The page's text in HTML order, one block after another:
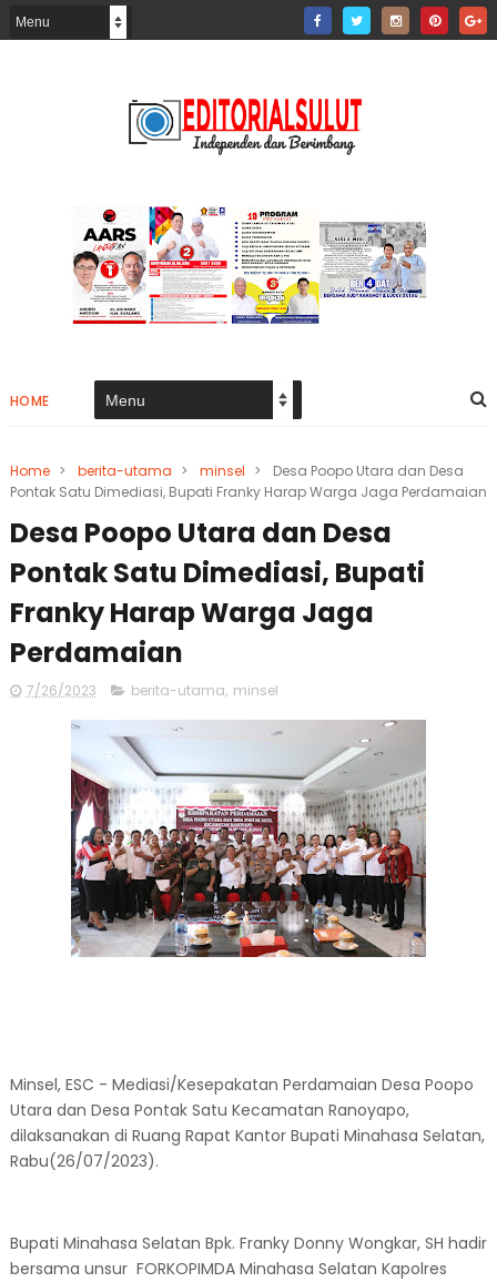
HOME
Home > berita-utama > minsel >
Desa Poopo Utara dan Desa
Pontak Satu Dimediasi, Bupati Franky Harap Warga Jaga Perdamaian
Desa Poopo Utara dan Desa
Pontak Satu Dimediasi, Bupati
Franky Harap Warga Jaga
Perdamaian
7/26/2023 berita-utama, minsel
Minsel, ESC - Mediasi/Kesepakatan Perdamaian Desa Poopo
Utara dan Desa Pontak Satu Kecamatan Ranoyapo,
dilaksanakan di Ruang Rapat Kantor Bupati Minahasa Selatan,
Rabu(26/07/2023).
Bupati Minahasa Selatan Bpk. Franky Donny Wongkar, SH hadir
bersama unsur FORKOPIMDA Minahasa Selatan Kapolres